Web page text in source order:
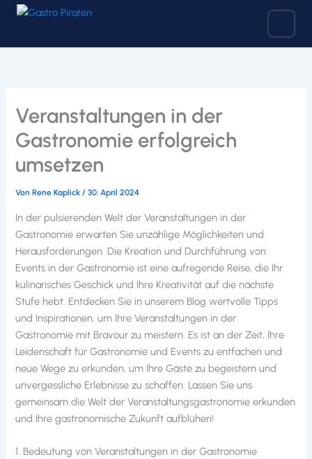
Zum
Veranstaltungen in der
Gastronomie erfolgreich
umsetzen
VonRene Kaplick/30. April 2024
In der pulsierenden Welt der Veranstaltungen in der
Gastronomie erwarten Sie unzählige Möglichkeiten und
Herausforderungen. Die Kreation und Durchführung von
Events in der Gastronomie ist eine aufregende Reise, die Ihr
kulinarisches Geschick und Ihre Kreativität auf die nächste
Stufe hebt. Entdecken Sie in unserem Blog wertvolle Tipps
und Inspirationen, um Ihre Veranstaltungen in der
Gastronomie mit Bravour zu meistern. Es ist an der Zeit, Ihre
Leidenschaft für Gastronomie und Events zu entfachen und
neue Wege zu erkunden, um Ihre Gäste zu begeistern und
unvergessliche Erlebnisse zu schaffen. Lassen Sie uns
gemeinsam die Welt der Veranstaltungsgastronomie erkunden
und Ihre gastronomische Zukunft aufblühen!
1. Bedeutung von Veranstaltungen in der Gastronomie